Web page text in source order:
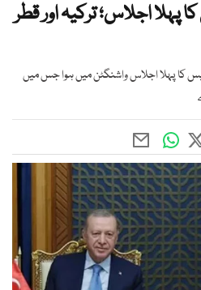
اجلاس؛ ترکیہ اور قطر
کا پہلا اجلاس واشنگٹن میں ہوا جس میں